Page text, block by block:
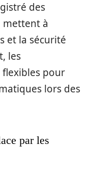
des
mettent à
et la sécurité
les
pour
lors des
par les